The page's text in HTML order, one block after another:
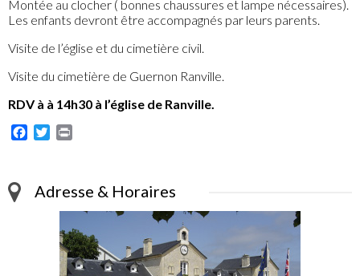
Montée au clocher ( bonnes chaussures et lampe nécessaires).
Les enfants devront être accompagnés par leurs parents.
Visite de l’église et du cimetière civil.
Visite du cimetière de Guernon Ranville.
RDV à à 14h30 à l’église de Ranville.
Facebook
Twitter
Adresse & Horaires